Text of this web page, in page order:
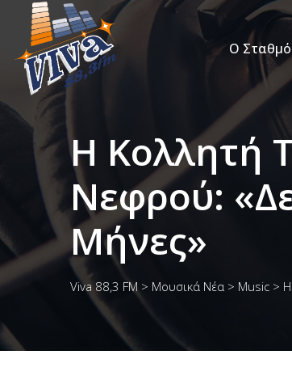
Ο
Η Κολλητή
Νεφρού:
Μήνες»
Viva 88,3 FM > Μουσικά Νέα > Music >